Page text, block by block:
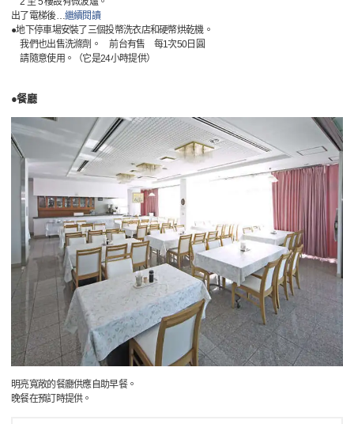
出了電梯後…繼續閱讀
●地下停車場安裝了三個投幣洗衣店和硬幣烘乾機。
我們也出售洗滌劑。 前台有售 每1次50日圓
請隨意使用。（它是24小時提供）
●餐廳
明亮寬敞的餐廳供應自助早餐。
晚餐在預訂時提供。